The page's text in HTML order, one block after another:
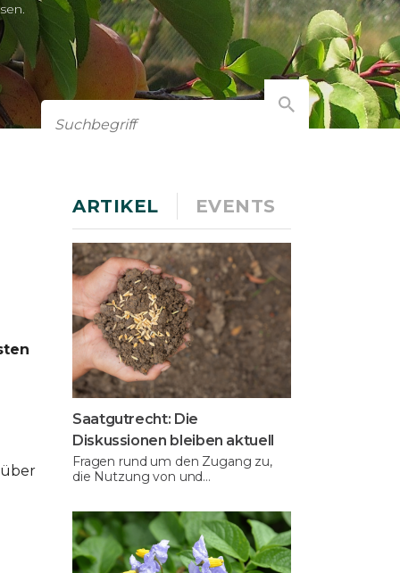
ARTIKEL EVENTS
Saatgutrecht: Die
Diskussionen bleiben aktuell
Fragen rund um den Zugang zu,
die Nutzung von und…